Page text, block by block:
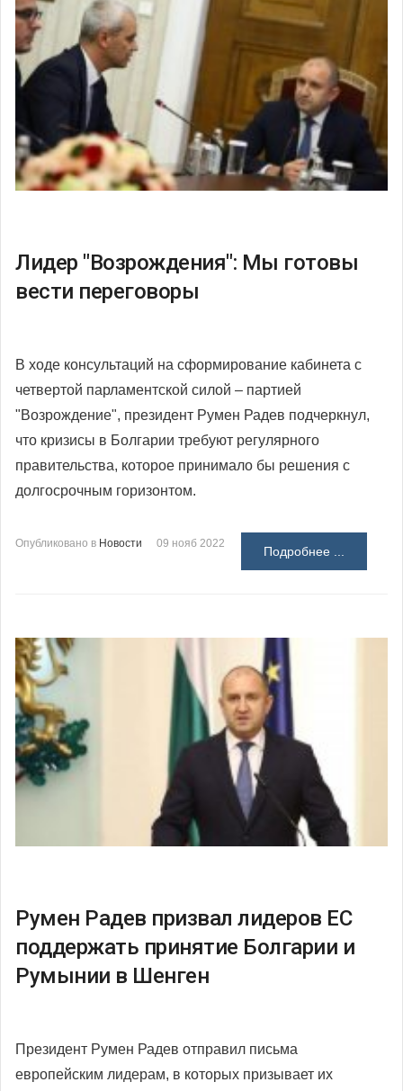
Лидер "Возрождения": Мы готовы
вести переговоры
В ходе консультаций на сформирование кабинета с
четвертой парламентской силой – партией
"Возрождение", президент Румен Радев подчеркнул,
что кризисы в Болгарии требуют регулярного
правительства, которое принимало бы решения с
долгосрочным горизонтом.
Опубликовано в Новости 09 нояб 2022
Подробнее ...
Румен Радев призвал лидеров ЕС
поддержать принятие Болгарии и
Румынии в Шенген
Президент Румен Радев отправил письма
европейским лидерам, в которых призывает их